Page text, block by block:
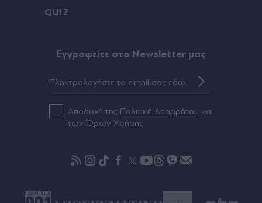
ανταγωνιστές - Άνοδος μεριδίων σε 9 από 11
Πριν 55 λεπτά
Κίνα: Προ των πυλών ο τυφώνας Dolphin,
καταρρακτώδεις βροχές και ισχυροί άνεμοι -
Ακυρώθηκαν 1.300 πτήσεις στα αεροδρόμια της
QUIZ
Eγγραφείτε στο Newsletter μας
Αποδοχή της Πολιτική Απορρήτου και
τωνΌρων Χρήσης